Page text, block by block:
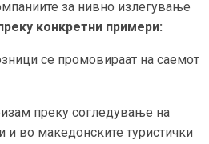
за нивно излегување
конкретни примери:
се промовираат на саемот
преку согледување на
во македонските туристички